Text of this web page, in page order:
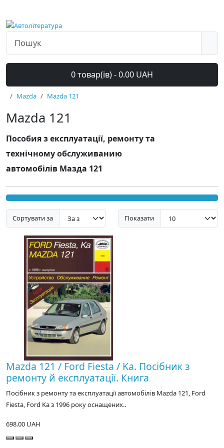
0 товар(ів) - 0.00 UAH
Mazda Mazda 121
Mazda 121
Пособия з експлуатації, ремонту та
технічному обслуживанию
автомобілів Мазда 121
Сортувати за Показати
Mazda 121 / Ford Fiesta / Kа. Посібник з
ремонту й експлуатації. Книга
Посібник з ремонту та експлуатації автомобілів Mazda 121, Ford
Fiesta, Ford Ka з 1996 року оснащених..
698.00 UAH